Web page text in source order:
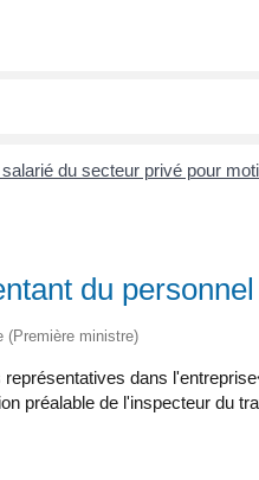
du secteur privé pour
du personnel
(Première ministre)
dans
préalable de l'inspecteur du